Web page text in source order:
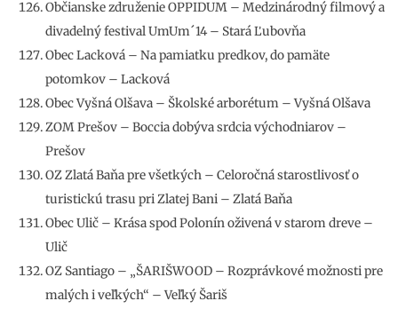
Občianske združenie OPPIDUM – Medzinárodný filmový a
divadelný festival UmUm´14 – Stará Ľubovňa
Obec Lacková – Na pamiatku predkov, do pamäte
potomkov – Lacková
Obec Vyšná Olšava – Školské arborétum – Vyšná Olšava
ZOM Prešov – Boccia dobýva srdcia východniarov –
Prešov
OZ Zlatá Baňa pre všetkých – Celoročná starostlivosť o
turistickú trasu pri Zlatej Bani – Zlatá Baňa
Obec Ulič – Krása spod Polonín oživená v starom dreve –
Ulič
OZ Santiago – „ŠARIŠWOOD – Rozprávkové možnosti pre
malých i veľkých“ – Veľký Šariš